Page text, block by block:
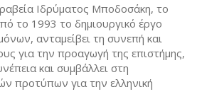
Ιδρύματος Μποδοσάκη, το
το 1993 το δημιουργικό έργο
ανταμείβει τη συνεπή και
για την προαγωγή της επιστήμης,
και συμβάλλει στη
προτύπων για την ελληνική